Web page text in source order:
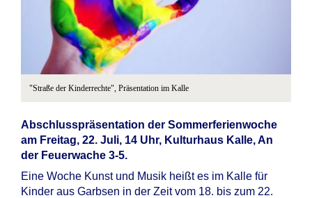
"Straße der Kinderrechte", Präsentation im Kalle
Abschlusspräsentation der Sommerferienwoche
am Freitag, 22. Juli, 14 Uhr, Kulturhaus Kalle, An
der Feuerwache 3-5.
Eine Woche Kunst und Musik heißt es im Kalle für
Kinder aus Garbsen in der Zeit vom 18. bis zum 22.